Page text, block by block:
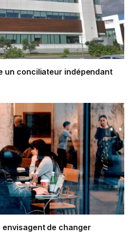
un conciliateur indépendant
envisagent de changer